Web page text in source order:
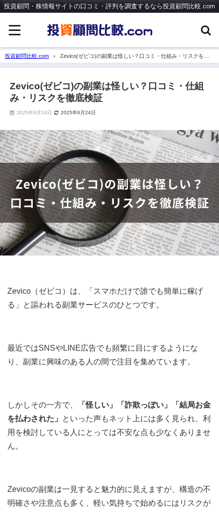
投資顧問・株情報サイトの口コミ・評判を調査するなら投資顧問比較.com
投資顧問比較.com
Zevico(ゼビコ)の副業は怪しい？口コミ・仕組み・リスクを徹
底検証
Zevico(ゼビコ)の副業は怪しい？口コミ・仕組
み・リスクを徹底検証
2025年6月24日 2025年6月24日
Zevico（ゼビコ）は、「スマホだけで誰でも簡単に稼げ
る」と謳われる副業サービスのひとつです。
最近ではSNSやLINE広告でも頻繁に目にするようにな
り、副業に興味のある人の間で注目を集めています。
しかしその一方で、
「怪しい」「詐欺っぽい」「結局お金
を払わされた」
といった声もネット上には多く見られ、利
用を検討している人にとっては不安な点も少なくありませ
ん。
Zevicoの副業は一見すると魅力的に見えますが、構造の不
明確さや注意点も多く、軽い気持ちで始めるにはリスクが